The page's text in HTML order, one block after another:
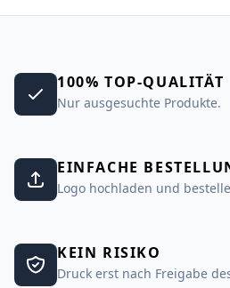
100% TOP-QUALITÄT
Nur ausgesuchte Produkte.
EINFACHE
Logo hochladen und
KEIN RISIKO
Druck erst nach Freigabe